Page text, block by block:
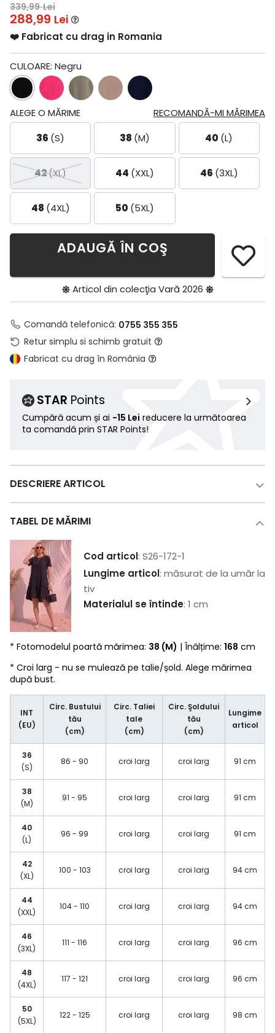
339,99 Lei
288,99 Lei
❤️ Fabricat cu drag in Romania
CULOARE: Negru
RECOMANDĂ-MI MĂRIMEA
ALEGE O MĂRIME
36 (S) 38 (M) 40 (L)
42(XL) 44 (XXL) 46 (3XL)
48 (4XL) 50 (5XL)
ADAUGĂ ÎN COŞ
Articol din colecţia Vară 2026
Comandă telefonică: 0755 355 355
Retur simplu si schimb gratuit
Fabricat cu drag în România
STAR Points
Cumpără acum și ai -15 Lei reducere la următoarea
ta comandă prin STAR Points!
DESCRIERE ARTICOL
TABEL DE MĂRIMI
Cod articol: S26-172-1
Lungime articol: măsurat de la umăr la
tiv
Materialul se întinde: 1 cm
* Fotomodelul poartă mărimea: 38 (M) | Înălțime: 168 cm
* Croi larg - nu se mulează pe talie/șold. Alege mărimea
după bust.
INT
(EU)
Circ. Bustului
tău
(cm)
Circ. Taliei
tale
(cm)
Circ. Şoldului
tău
(cm)
Lungime
articol
36
(S)
86 - 90 croi larg croi larg 91 cm
38
(M)
91 - 95 croi larg croi larg 91 cm
40
(L)
96 - 99 croi larg croi larg 91 cm
42
(XL)
100 - 103 croi larg croi larg 94 cm
44
(XXL)
104 - 110 croi larg croi larg 94 cm
46
(3XL)
111 - 116 croi larg croi larg 96 cm
48
(4XL)
117 - 121 croi larg croi larg 96 cm
50
(5XL)
122 - 125 croi larg croi larg 98 cm